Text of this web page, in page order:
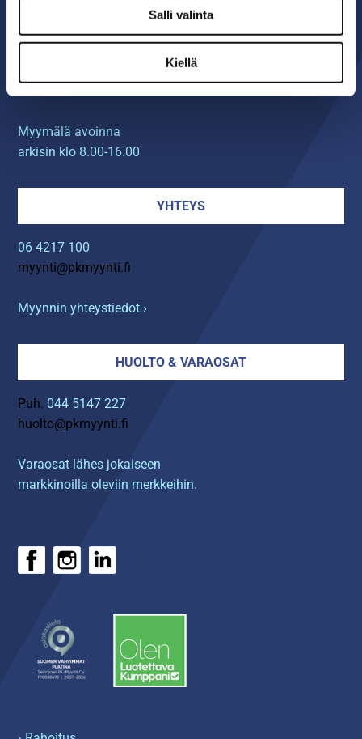
Salli valinta
Kiellä
MYYMÄLÄ
Myymälä avoinna
arkisin klo 8.00-16.00
YHTEYS
06 4217 100
myynti@pkmyynti.fi
Myynnin yhteystiedot ›
HUOLTO & VARAOSAT
Puh. 044 5147 227
huolto@pkmyynti.fi
Varaosat lähes jokaiseen
markkinoilla oleviin merkkeihin.